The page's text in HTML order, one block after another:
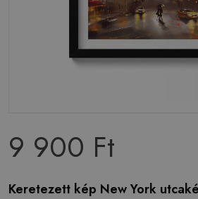
9 900 Ft
Keretezett kép New York